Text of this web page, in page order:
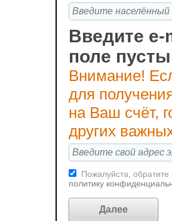
Введите e-
поле
Внимание!
для
на Ваш счёт,
других
Пожалуйста,
политику